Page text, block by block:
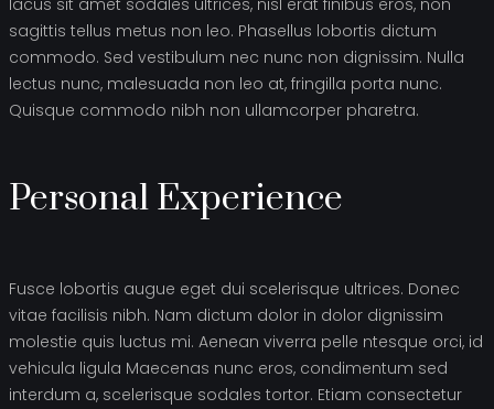
lacus sit amet sodales ultrices, nisl erat finibus eros, non
sagittis tellus metus non leo. Phasellus lobortis dictum
commodo. Sed vestibulum nec nunc non dignissim. Nulla
lectus nunc, malesuada non leo at, fringilla porta nunc.
Quisque commodo nibh non ullamcorper pharetra.
Personal Experience
Fusce lobortis augue eget dui scelerisque ultrices. Donec
vitae facilisis nibh. Nam dictum dolor in dolor dignissim
molestie quis luctus mi. Aenean viverra pelle ntesque orci, id
vehicula ligula Maecenas nunc eros, condimentum sed
interdum a, scelerisque sodales tortor. Etiam consectetur